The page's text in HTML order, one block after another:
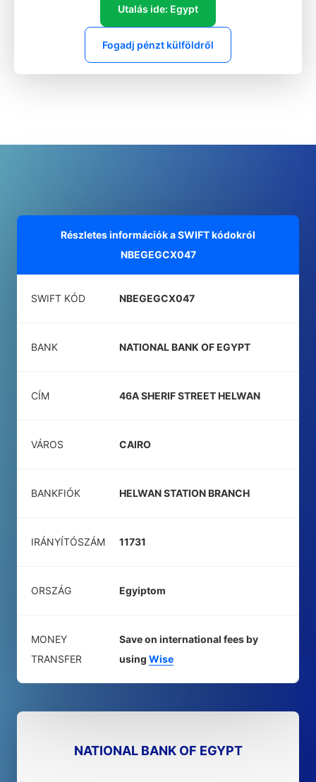
Utalás ide: Egypt
Fogadj pénzt külföldről
Részletes információk a SWIFT kódokról
NBEGEGCX047
SWIFT KÓD NBEGEGCX047
BANK NATIONAL BANK OF EGYPT
CÍM 46A SHERIF STREET HELWAN
VÁROS CAIRO
BANKFIÓK HELWAN STATION BRANCH
IRÁNYÍTÓSZÁM 11731
ORSZÁG Egyiptom
MONEY
TRANSFER
Save on international fees by
using Wise
NATIONAL BANK OF EGYPT